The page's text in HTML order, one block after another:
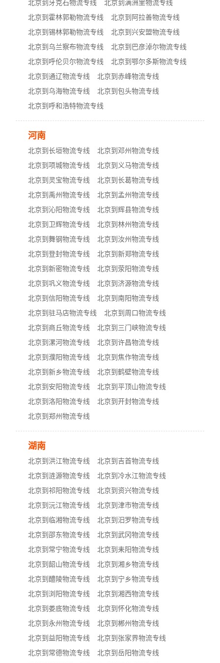
北京到牙克石物流专线
北京到满洲里物流专线
北京到霍林郭勒物流专线
北京到阿拉善物流专线
北京到锡林郭勒物流专线
北京到兴安盟物流专线
北京到乌兰察布物流专线
北京到巴彦淖尔物流专线
北京到呼伦贝尔物流专线
北京到鄂尔多斯物流专线
北京到通辽物流专线
北京到赤峰物流专线
北京到乌海物流专线
北京到包头物流专线
北京到呼和浩特物流专线
河南
北京到长垣物流专线
北京到邓州物流专线
北京到项城物流专线
北京到义马物流专线
北京到灵宝物流专线
北京到长葛物流专线
北京到禹州物流专线
北京到孟州物流专线
北京到沁阳物流专线
北京到辉县物流专线
北京到卫辉物流专线
北京到林州物流专线
北京到舞钢物流专线
北京到汝州物流专线
北京到登封物流专线
北京到新郑物流专线
北京到新密物流专线
北京到荥阳物流专线
北京到巩义物流专线
北京到济源物流专线
北京到信阳物流专线
北京到南阳物流专线
北京到驻马店物流专线
北京到周口物流专线
北京到商丘物流专线
北京到三门峡物流专线
北京到漯河物流专线
北京到许昌物流专线
北京到濮阳物流专线
北京到焦作物流专线
北京到新乡物流专线
北京到鹤壁物流专线
北京到安阳物流专线
北京到平顶山物流专线
北京到洛阳物流专线
北京到开封物流专线
北京到郑州物流专线
湖南
北京到洪江物流专线
北京到吉首物流专线
北京到涟源物流专线
北京到冷水江物流专线
北京到祁阳物流专线
北京到资兴物流专线
北京到沅江物流专线
北京到津市物流专线
北京到临湘物流专线
北京到汨罗物流专线
北京到邵东物流专线
北京到武冈物流专线
北京到常宁物流专线
北京到耒阳物流专线
北京到韶山物流专线
北京到湘乡物流专线
北京到醴陵物流专线
北京到宁乡物流专线
北京到浏阳物流专线
北京到湘西物流专线
北京到娄底物流专线
北京到怀化物流专线
北京到永州物流专线
北京到郴州物流专线
北京到益阳物流专线
北京到张家界物流专线
北京到常德物流专线
北京到岳阳物流专线